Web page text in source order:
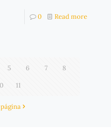
0 Read more
5 6 7 8
11